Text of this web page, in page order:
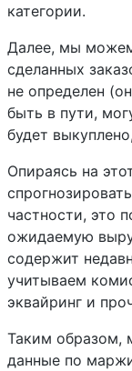
категории.
Далее, мы
сделанных
не определен
быть в пути,
будет
Опираясь на
частности, это
ожидаемую
содержит
учитываем
эквайринг и
Таким образом,
данные по